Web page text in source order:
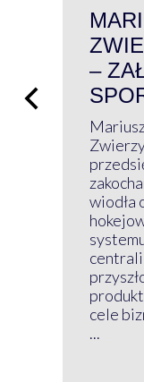
–
wiodła
centrali
cele
...